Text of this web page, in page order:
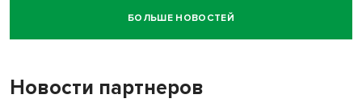
Новосибирский суд наказал водителя за смерть
пенсионерки на вокзале
«Мы живём на пастбище!»: в новосибирском селе лошади
терроризируют жителей
БОЛЬШЕ НОВОСТЕЙ
Новости партнеров